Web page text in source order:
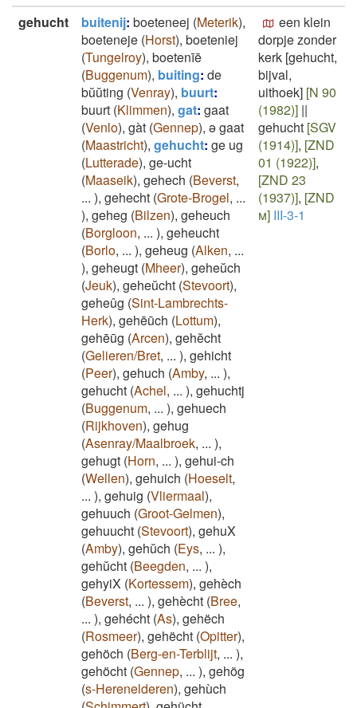
gehucht
buitenij: boeteneej (Meterik),
boeteneje (Horst), boeteniej
(Tungelroy), boetenīē
(Buggenum), buiting: de
bŭŭting (Venray), buurt:
buurt (Klimmen), gat: gaat
(Venlo), gàt (Gennep), ə gaat
(Maastricht), gehucht: ge ug
(Lutterade), ge-ucht
(Maaseik), gehech (Beverst,
... ), gehecht (Grote-Brogel, ...
), geheg (Bilzen), geheuch
(Borgloon, ... ), geheucht
(Borlo, ... ), geheug (Alken, ...
), geheugt (Mheer), geheŭch
(Jeuk), geheŭcht (Stevoort),
geheûg (Sint-Lambrechts-
Herk), gehēūch (Lottum),
gehēūg (Arcen), gehĕcht
(Gelieren/Bret, ... ), gehicht
(Peer), gehuch (Amby, ... ),
gehucht (Achel, ... ), gehuchtj
(Buggenum, ... ), gehuech
(Rijkhoven), gehug
(Asenray/Maalbroek, ... ),
gehugt (Horn, ... ), gehui-ch
(Wellen), gehuich (Hoeselt,
... ), gehuig (Vliermaal),
gehuuch (Groot-Gelmen),
gehuucht (Stevoort), gehuX
(Amby), gehŭch (Eys, ... ),
gehŭcht (Beegden, ... ),
gehyiX (Kortessem), gehèch
(Beverst, ... ), gehècht (Bree,
... ), gehécht (As), gehëch
(Rosmeer), gehëcht (Opitter),
gehöch (Berg-en-Terblijt, ... ),
gehöcht (Gennep, ... ), gehög
(s-Herenelderen), gehùch
een klein
dorpje zonder
kerk [gehucht,
bijval,
uithoek] [N 90
(1982)] ||
gehucht [SGV
(1914)], [ZND
01 (1922)],
[ZND 23
(1937)], [ZND
m] III-3-1